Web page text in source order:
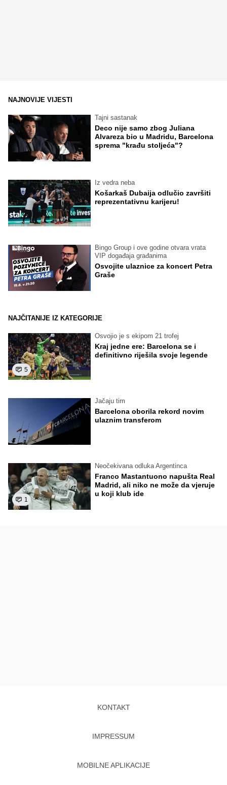
NAJNOVIJE VIJESTI
Tajni sastanak
Deco nije samo zbog Juliana
Alvareza bio u Madridu, Barcelona
sprema "krađu stoljeća"?
Iz vedra neba
Košarkaš Dubaija odlučio završiti
reprezentativnu karijeru!
Bingo Group i ove godine otvara vrata
VIP događaja građanima
Osvojite ulaznice za koncert Petra
Graše
NAJČITANIJE IZ KATEGORIJE
5
Osvojio je s ekipom 21 trofej
Kraj jedne ere: Barcelona se i
definitivno riješila svoje legende
Jačaju tim
Barcelona oborila rekord novim
ulaznim transferom
1
Neočekivana odluka Argentinca
Franco Mastantuono napušta Real
Madrid, ali niko ne može da vjeruje
u koji klub ide
KONTAKT
IMPRESSUM
MOBILNE APLIKACIJE